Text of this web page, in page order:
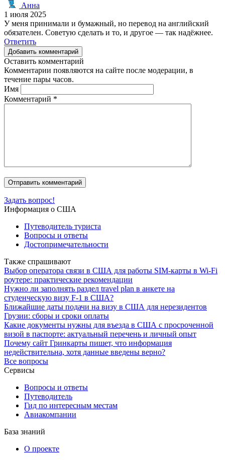
Анна
1 июля 2025
У меня принимали и бумажный, но перевод на английский
обязателен. Советую сделать и то, и другое — так надёжнее.
Ответить
Добавить комментарий
Оставить комментарий
Комментарии появляются на сайте после модерации, в
течение пары часов.
Имя
Комментарий *
Задать вопрос!
Информация о США
Путеводитель туриста
Вопросы и ответы
Достопримечательности
Также спрашивают
Выбор оператора связи в США для работы SIM-карты в Wi-Fi
роутере: практические рекомендации
Нужно ли заполнять раздел travel plan в анкете на
студенческую визу F-1 в США?
Ближайшие даты подачи на визу в США для нерезидентов
Грузии: сборы и сроки оплаты
Какие документы нужны для въезда в США с просроченной
визой в паспорте: актуальный перечень и личный опыт
Почему сайт Гринкарты пишет, что информация
недействительна, хотя данные введены верно?
Все вопросы
Сервисы
Вопросы и ответы
Путеводитель
Гид по интересным местам
Авиакомпании
База знаний
О проекте